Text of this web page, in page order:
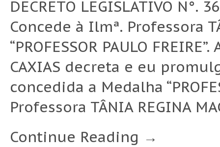
DECRETO LEGISLATIVO N°.
Concede à Ilmª. Professora
“PROFESSOR PAULO
CAXIAS decreta e eu
concedida a Medalha
Professora TÂNIA REGINA
Continue Reading →